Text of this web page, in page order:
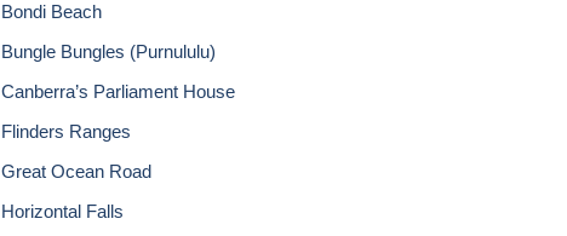
Bondi Beach
Bungle Bungles (Purnululu)
Canberra’s Parliament House
Flinders Ranges
Great Ocean Road
Horizontal Falls